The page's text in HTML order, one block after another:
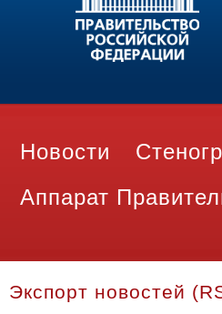
Новости
Аппарат
Экспорт новостей